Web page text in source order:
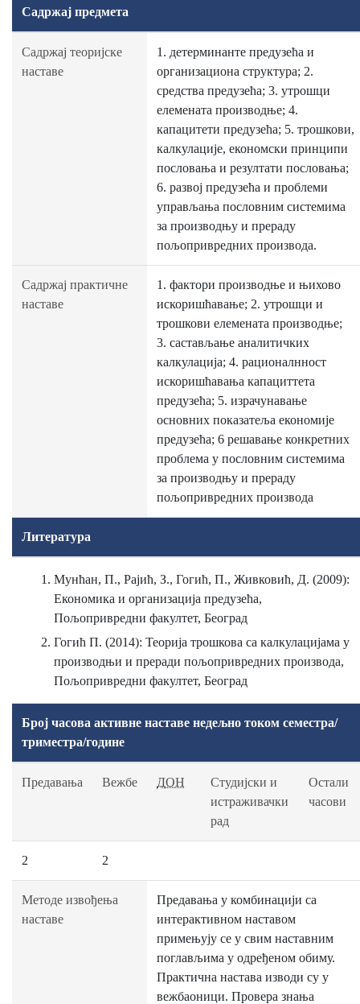
Садржај предмета
Садржај теоријске
наставе
1. детерминанте предузећа и
организациона структура; 2.
средства предузећа; 3. утрошци
елемената производње; 4.
капацитети предузећа; 5. трошкови,
калкулације, економски принципи
пословања и резултати пословања;
6. развој предузећа и проблеми
управљања пословним системима
за производњу и прераду
пољопривредних производа.
Садржај практичне
наставе
1. фактори производње и њихово
искоришћавање; 2. утрошци и
трошкови елемената производње;
3. састављање аналитичких
калкулација; 4. рационалнност
искоришћавања капациттета
предузећа; 5. израчунавање
основних показатеља економије
предузећа; 6 решавање конкретних
проблема у пословним системима
за производњу и прераду
пољопривредних производа
Литература
Мунћан, П., Рајић, З., Гогић, П., Живковић, Д. (2009):
Економика и организација предузећа,
Пољопривредни факултет, Београд
Гогић П. (2014): Теорија трошкова са калкулацијама у
производњи и преради пољопривредних производа,
Пољопривредни факултет, Београд
Број часова активне наставе недељно током семестра/
триместра/године
Предавања Вежбе ДОН
Студијски и
истраживачки
рад
Остали
часови
2 2
Методе извођења
наставе
Предавања у комбинацији са
интерактивном наставом
примењују се у свим наставним
поглављима у одређеном обиму.
Практична настава изводи су у
вежбаоници. Провера знања